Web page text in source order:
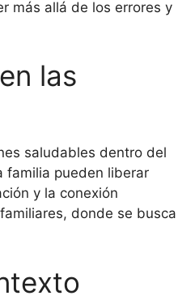
más allá de los errores y
las
saludables dentro del
familia pueden liberar
y la conexión
donde se busca